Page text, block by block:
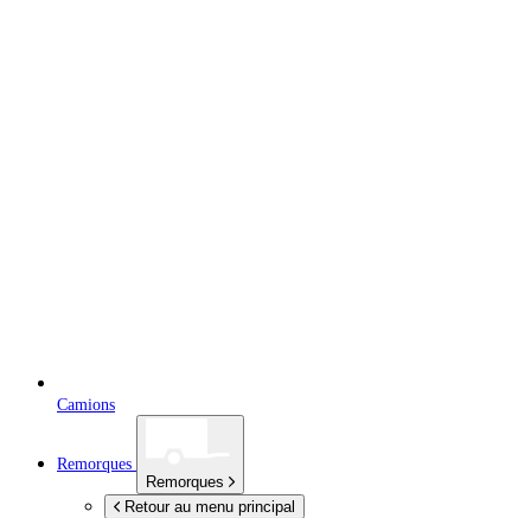
Camions
Remorques
Remorques
Retour au menu principal